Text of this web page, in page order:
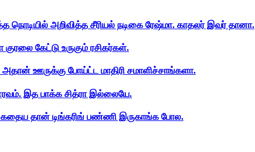
நொடியில் அறிவித்த சீரியல் நடிகை ரேஷ்மா. காதலர் இவர் தானா.
கேட்டு உருகும் ரசிகர்கள்.
ஊருக்கு போய்ட்ட மாதிரி சமாளிச்சாங்களா.
இத பாக்க சித்ரா இல்லையே.
தான் டிங்கரிங் பண்ணி இருகாங்க போல.